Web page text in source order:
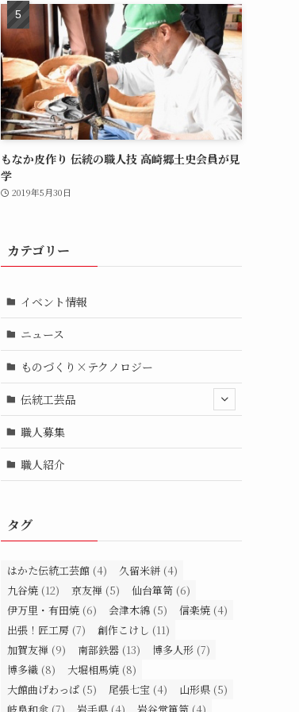
もなか皮作り 伝統の職人技 高崎郷土史会員が見
学
2019年5月30日
カテゴリー
イベント情報
ニュース
ものづくり×テクノロジー
伝統工芸品
職人募集
職人紹介
タグ
はかた伝統工芸館 (4) 久留米絣 (4)
九谷焼 (12) 京友禅 (5) 仙台箪笥 (6)
伊万里・有田焼 (6) 会津木綿 (5) 信楽焼 (4)
出張！匠工房 (7) 創作こけし (11)
加賀友禅 (9) 南部鉄器 (13) 博多人形 (7)
博多織 (8) 大堀相馬焼 (8)
大館曲げわっぱ (5) 尾張七宝 (4) 山形県 (5)